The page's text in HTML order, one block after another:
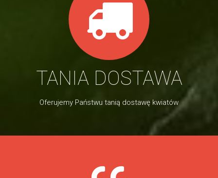
TANIA DOSTAWA
Oferujemy Państwu tanią dostawę kwiatów